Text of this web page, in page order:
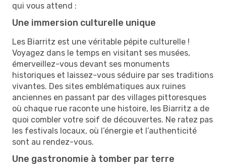
qui vous attend :
Une immersion culturelle unique
Les Biarritz est une véritable pépite culturelle !
Voyagez dans le temps en visitant ses musées,
émerveillez-vous devant ses monuments
historiques et laissez-vous séduire par ses traditions
vivantes. Des sites emblématiques aux ruines
anciennes en passant par des villages pittoresques
où chaque rue raconte une histoire, les Biarritz a de
quoi combler votre soif de découvertes. Ne ratez pas
les festivals locaux, où l’énergie et l’authenticité
sont au rendez-vous.
Une gastronomie à tomber par terre